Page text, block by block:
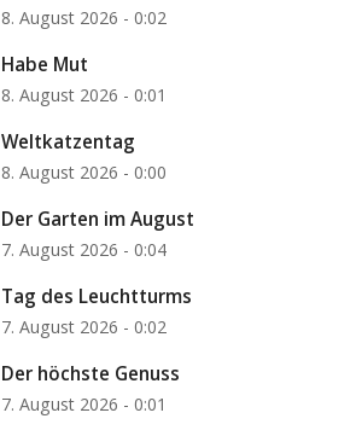
8. August 2026 - 0:02
Habe Mut
8. August 2026 - 0:01
Weltkatzentag
8. August 2026 - 0:00
Der Garten im August
7. August 2026 - 0:04
Tag des Leuchtturms
7. August 2026 - 0:02
Der höchste Genuss
7. August 2026 - 0:01